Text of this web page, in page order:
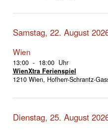
Samstag, 22. August
Wien
13:00 - 18:00 Uhr
WienXtra Ferienspiel
1210 Wien, Hofherr-Schrantz-
Dienstag, 25. August